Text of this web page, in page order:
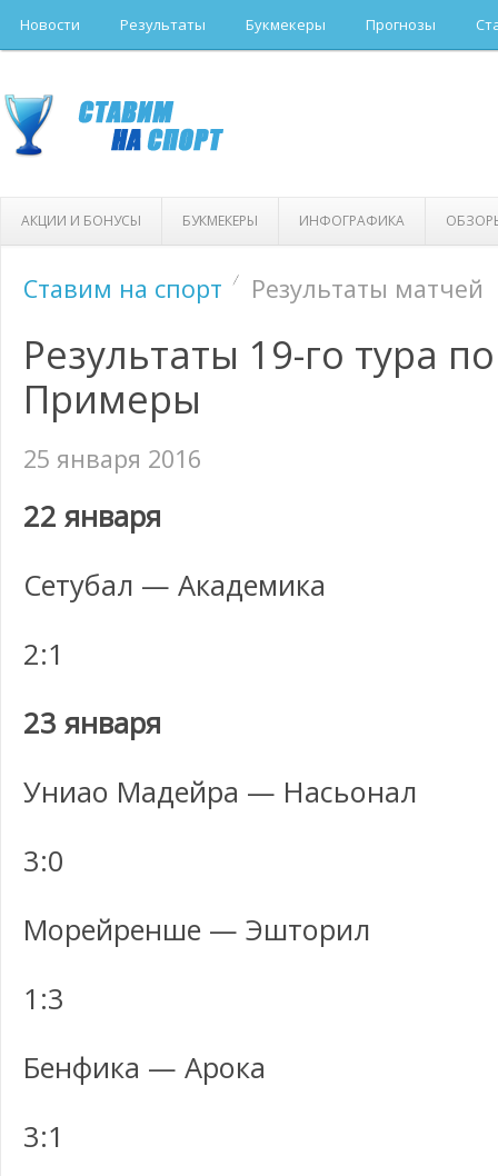
Новости Результаты Букмекеры Прогнозы
АКЦИИ И БОНУСЫ БУКМЕКЕРЫ ИНФОГРАФИКА
Ставим на спорт Результаты матчей
Результаты 19-го тура
Примеры
25 января 2016
22 января
Сетубал — Академика
2:1
23 января
Униао Мадейра — Насьонал
3:0
Морейренше — Эшторил
1:3
Бенфика — Арока
3:1